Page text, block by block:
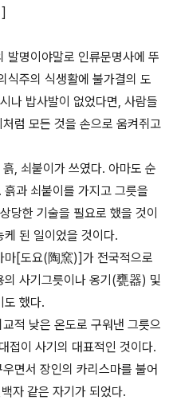
발명이야말로 인류문명사에 뚜
식주의 식생활에 불가결의 도
나 밥사발이 없었다면, 사람들
럼 모든 것을 손으로 움켜쥐고
, 쇠붙이가 쓰였다. 아마도 순
과 쇠붙이를 가지고 그릇을
당한 기술을 필요로 했을 것이
된 일이었을 것이다.
마[도요(陶窯)]가 전국적으로
의 사기그릇이나 옹기(甕器) 및
도 했다.
적 낮은 온도로 구워낸 그릇으
접이 사기의 대표적인 것이다.
면서 장인의 카리스마를 불어
자 같은 자기가 되었다.